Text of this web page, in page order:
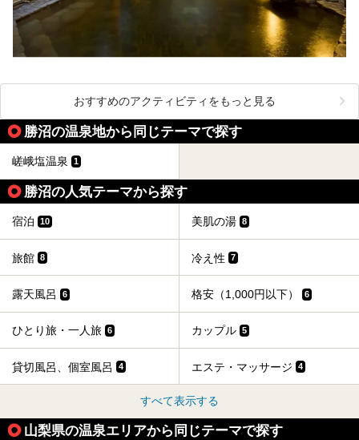
おすすめのアクティビティをもっと見る
勝沼の温泉地から同じテーマで探す
嵯峨塩温泉 1
勝沼の人気テーマから探す
宿泊 10 美肌の湯 8
旅館 8 冷え性 7
露天風呂 6 格安（1,000円以下） 6
ひとり旅・一人旅 6 カップル 5
貸切風呂、個室風呂 4 エステ・マッサージ 4
すべて表示する
山梨県の温泉エリアから同じテーマで探す